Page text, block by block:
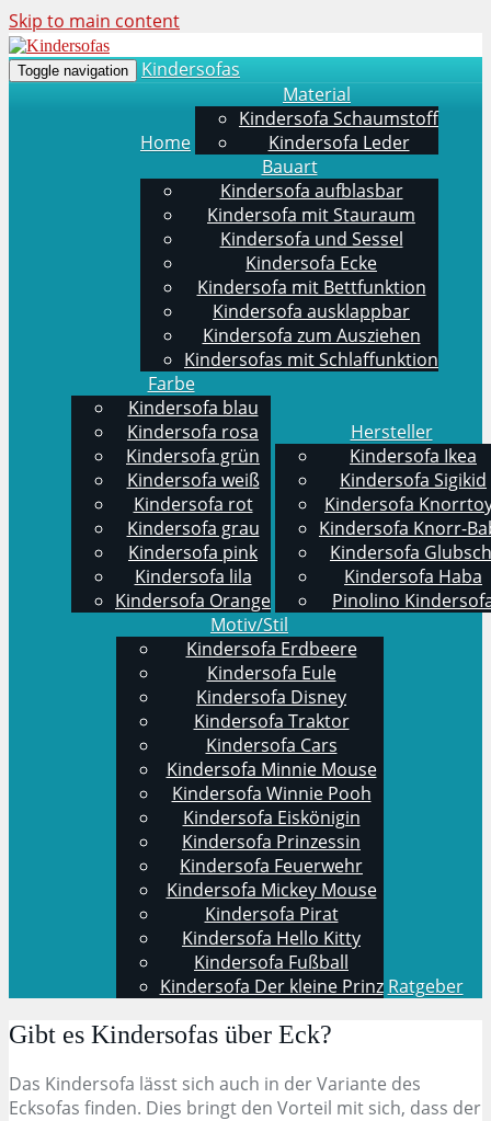
Skip to main content
Toggle navigation Kindersofas
Home
Material
Kindersofa Schaumstoff
Kindersofa Leder
Bauart
Kindersofa aufblasbar
Kindersofa mit Stauraum
Kindersofa und Sessel
Kindersofa Ecke
Kindersofa mit Bettfunktion
Kindersofa ausklappbar
Kindersofa zum Ausziehen
Kindersofas mit Schlaffunktion
Farbe
Kindersofa blau
Kindersofa rosa
Kindersofa grün
Kindersofa weiß
Kindersofa rot
Kindersofa grau
Kindersofa pink
Kindersofa lila
Kindersofa Orange
Hersteller
Kindersofa Ikea
Kindersofa Sigikid
Kindersofa
Kindersofa Knorr-
Kindersofa
Kindersofa Haba
Pinolino
Motiv/Stil
Kindersofa Erdbeere
Kindersofa Eule
Kindersofa Disney
Kindersofa Traktor
Kindersofa Cars
Kindersofa Minnie Mouse
Kindersofa Winnie Pooh
Kindersofa Eiskönigin
Kindersofa Prinzessin
Kindersofa Feuerwehr
Kindersofa Mickey Mouse
Kindersofa Pirat
Kindersofa Hello Kitty
Kindersofa Fußball
Kindersofa Der kleine Prinz Ratgeber
Gibt es Kindersofas über Eck?
Das Kindersofa lässt sich auch in der Variante des
Ecksofas finden. Dies bringt den Vorteil mit sich, dass der